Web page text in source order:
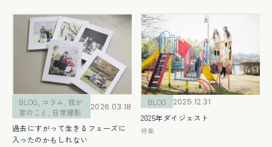
BLOG コラム 我が
家のこと
日常撮影 2026.03.18
過去にすがって生きるフェーズに
入ったのかもしれない
BLOG
2025.12.31
2025年ダイジェスト
特集